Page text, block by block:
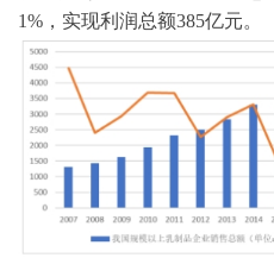
1%，实现利润总额385亿元。